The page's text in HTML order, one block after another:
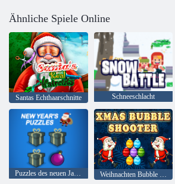
Ähnliche Spiele Online
Santas Echthaarschnitte Schneeschlacht
Puzzles des neuen Jahres